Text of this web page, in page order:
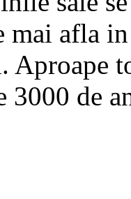
mai afla
3000 de